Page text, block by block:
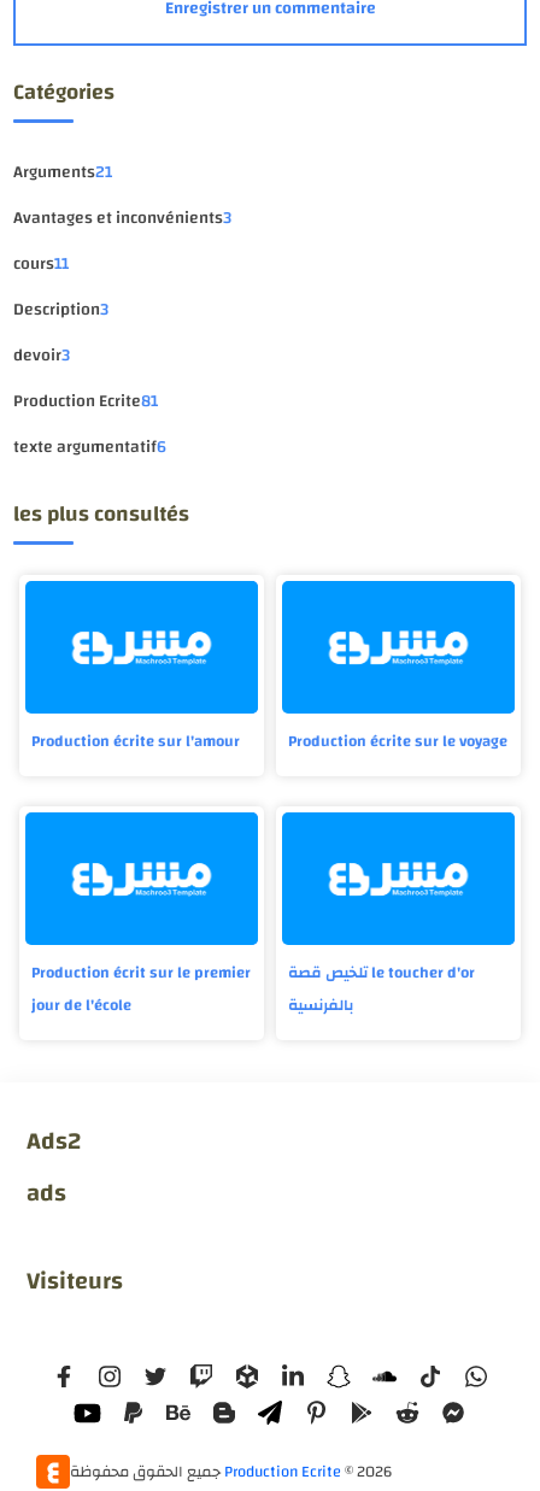
Catégories
Arguments21
Avantages et inconvénients3
cours11
Description3
devoir3
Production Ecrite81
texte argumentatif6
les plus consultés
Production écrite sur l'amour Production écrite sur le voyage
Production écrit sur le premier
jour de l'école
تلخيص قصة le toucher d'or
بالفرنسية
جميع الحقوق محفوظةProduction Ecrite©2026
Visiteurs
Ads2
ads